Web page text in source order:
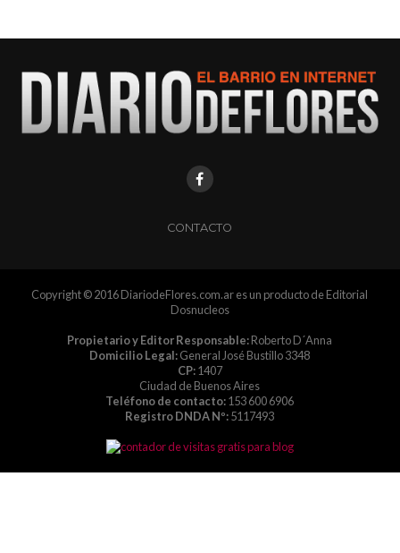
CONTACTO
Copyright © 2016 DiariodeFlores.com.ar es un producto de Editorial
Dosnucleos
Propietario y Editor Responsable:Roberto D´Anna
Domicilio Legal:General José Bustillo 3348
CP:1407
Ciudad de Buenos Aires
Teléfono de contacto:153 600 6906
Registro DNDA Nº:5117493